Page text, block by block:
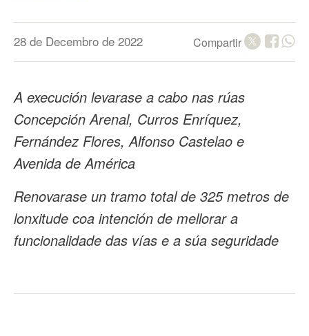
28 de Decembro de 2022 Compartir
A execución levarase a cabo nas rúas
Concepción Arenal, Curros Enríquez,
Fernández Flores, Alfonso Castelao e
Avenida de América
Renovarase un tramo total de 325 metros de
lonxitude coa intención de mellorar a
funcionalidade das vías e a súa seguridade